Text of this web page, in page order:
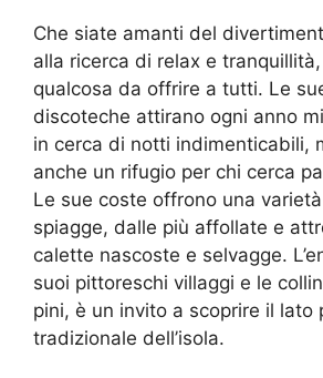
Che siate amanti del
alla ricerca di relax e
qualcosa da offrire a tutti. Le
discoteche attirano ogni anno
in cerca di notti indimenticabili,
anche un rifugio per chi cerca
Le sue coste offrono una
spiagge, dalle più affollate e
calette nascoste e selvagge.
suoi pittoreschi villaggi e le
pini, è un invito a scoprire il lato
tradizionale dell’isola.